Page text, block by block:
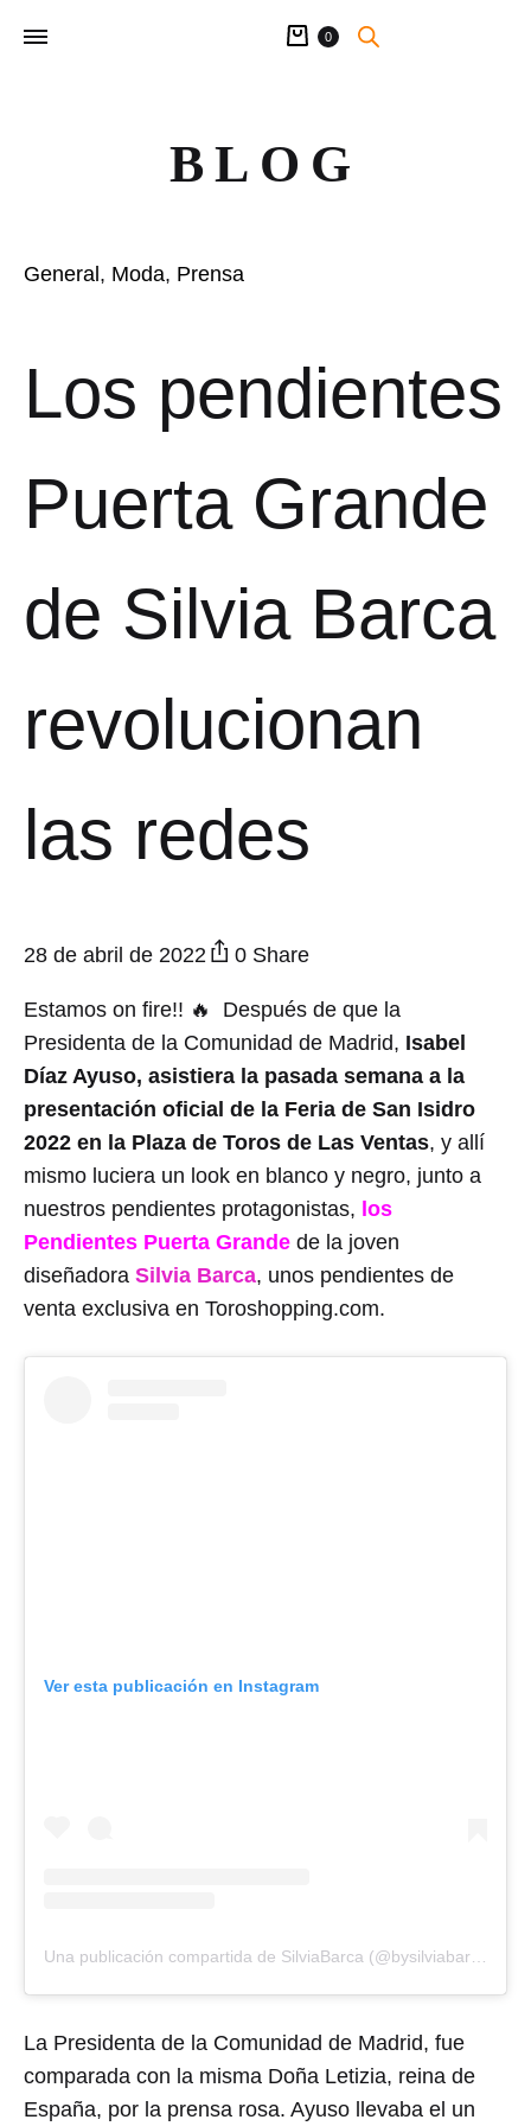
Carrito
0
BLOG
General , Moda, Prensa
Los pendientes
Puerta Grande
de Silvia Barca
revolucionan
las redes
28 de abril de 2022 0 Share
Estamos on fire!! 🔥 Después de que la
Presidenta de la Comunidad de Madrid, Isabel
Díaz Ayuso, asistiera la pasada semana a la
presentación oficial de la Feria de San Isidro
2022 en la Plaza de Toros de Las Ventas, y allí
mismo luciera un look en blanco y negro, junto a
nuestros pendientes protagonistas, los
Pendientes Puerta Grande de la joven
diseñadora Silvia Barca, unos pendientes de
venta exclusiva en Toroshopping.com.
Ver esta publicación en Instagram
Una publicación compartida de SilviaBarca (@bysilviabarca)
La Presidenta de la Comunidad de Madrid, fue
comparada con la misma Doña Letizia, reina de
España, por la prensa rosa. Ayuso llevaba el un